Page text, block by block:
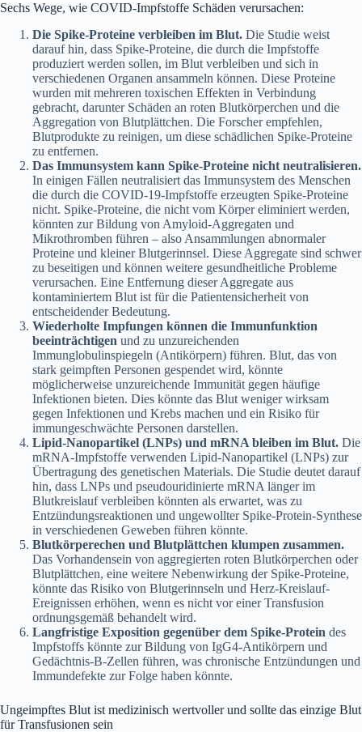
Sechs Wege, wie COVID-Impfstoffe Schäden verursachen:
Die Spike-Proteine verbleiben im Blut. Die Studie weist
darauf hin, dass Spike-Proteine, die durch die Impfstoffe
produziert werden sollen, im Blut verbleiben und sich in
verschiedenen Organen ansammeln können. Diese Proteine
wurden mit mehreren toxischen Effekten in Verbindung
gebracht, darunter Schäden an roten Blutkörperchen und die
Aggregation von Blutplättchen. Die Forscher empfehlen,
Blutprodukte zu reinigen, um diese schädlichen Spike-Proteine
zu entfernen.
Das Immunsystem kann Spike-Proteine nicht neutralisieren.
In einigen Fällen neutralisiert das Immunsystem des Menschen
die durch die COVID-19-Impfstoffe erzeugten Spike-Proteine
nicht. Spike-Proteine, die nicht vom Körper eliminiert werden,
könnten zur Bildung von Amyloid-Aggregaten und
Mikrothromben führen – also Ansammlungen abnormaler
Proteine und kleiner Blutgerinnsel. Diese Aggregate sind schwer
zu beseitigen und können weitere gesundheitliche Probleme
verursachen. Eine Entfernung dieser Aggregate aus
kontaminiertem Blut ist für die Patientensicherheit von
entscheidender Bedeutung.
Wiederholte Impfungen können die Immunfunktion
beeinträchtigen und zu unzureichenden
Immunglobulinspiegeln (Antikörpern) führen. Blut, das von
stark geimpften Personen gespendet wird, könnte
möglicherweise unzureichende Immunität gegen häufige
Infektionen bieten. Dies könnte das Blut weniger wirksam
gegen Infektionen und Krebs machen und ein Risiko für
immungeschwächte Personen darstellen.
Lipid-Nanopartikel (LNPs) und mRNA bleiben im Blut. Die
mRNA-Impfstoffe verwenden Lipid-Nanopartikel (LNPs) zur
Übertragung des genetischen Materials. Die Studie deutet darauf
hin, dass LNPs und pseudouridinierte mRNA länger im
Blutkreislauf verbleiben könnten als erwartet, was zu
Entzündungsreaktionen und ungewollter Spike-Protein-Synthese
in verschiedenen Geweben führen könnte.
Blutkörperechen und Blutplättchen klumpen zusammen.
Das Vorhandensein von aggregierten roten Blutkörperchen oder
Blutplättchen, eine weitere Nebenwirkung der Spike-Proteine,
könnte das Risiko von Blutgerinnseln und Herz-Kreislauf-
Ereignissen erhöhen, wenn es nicht vor einer Transfusion
ordnungsgemäß behandelt wird.
Langfristige Exposition gegenüber dem Spike-Protein des
Impfstoffs könnte zur Bildung von IgG4-Antikörpern und
Gedächtnis-B-Zellen führen, was chronische Entzündungen und
Immundefekte zur Folge haben könnte.
Ungeimpftes Blut ist medizinisch wertvoller und sollte das einzige Blut
für Transfusionen sein